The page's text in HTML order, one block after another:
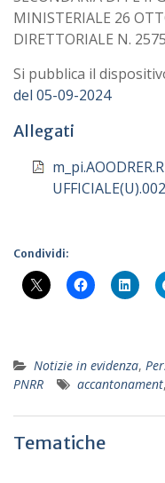
MINISTERIALE 26
DIRETTORIALE N.
Si pubblica il
del 05-09-2024
Allegati
Condividi:
Notizie in evidenza,
PNRR
accantonament,
Tematiche